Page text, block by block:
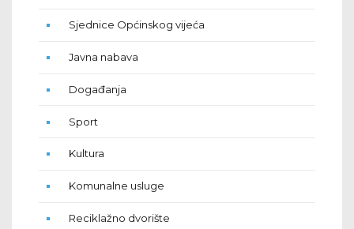
Sjednice Općinskog vijeća
Javna nabava
Događanja
Sport
Kultura
Komunalne usluge
Reciklažno dvorište